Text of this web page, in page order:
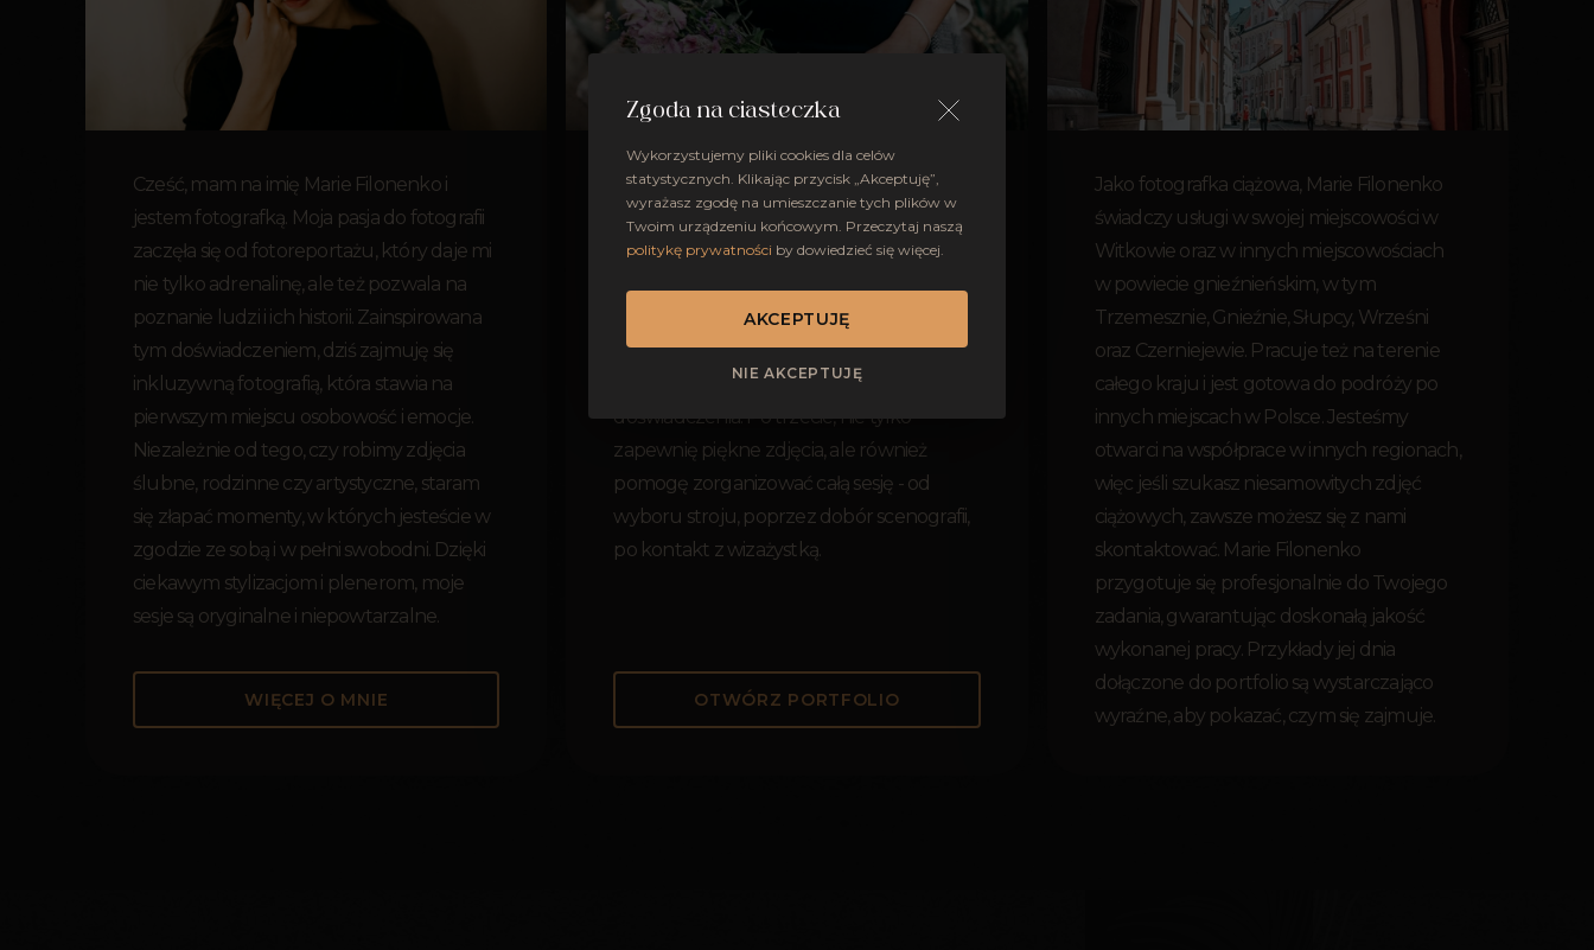
Cześć, mam na imię Marie Filonenko i
jestem fotografką. Moja pasja do fotografii
zaczęła się od fotoreportażu, który daje mi
nie tylko adrenalinę, ale też pozwala na
poznanie ludzi i ich historii. Zainspirowana
tym doświadczeniem, dziś zajmuję się
inkluzywną fotografią, która stawia na
pierwszym miejscu osobowość i emocje.
Niezależnie od tego, czy robimy zdjęcia
ślubne, rodzinne czy artystyczne, staram
się złapać momenty, w których jesteście w
zgodzie ze sobą i w pełni swobodni. Dzięki
ciekawym stylizacjom i plenerom, moje
sesje są oryginalne i niepowtarzalne.
WIĘCEJ O MNIE
Po pierwsze, moje podejście do fotografii
skupia się na podkreśleniu piękna i
indywidualności każdej kobiety, co jest
Po drugie, jako matka dwójki dzieci, wiem
jak ważne jest, aby czuć się komfortowo i
swobodnie podczas takiego zdjęciowego
doświadczenia. Po trzecie, nie tylko
zapewnię piękne zdjęcia, ale również
pomogę zorganizować całą sesję - od
wyboru stroju, poprzez dobór scenografii,
po kontakt z wizażystką.
OTWÓRZ PORTFOLIO
Jako fotografka ciążowa, Marie Filonenko
świadczy usługi w swojej miejscowości w
Witkowie oraz w innych miejscowościach
w powiecie gnieźnieńskim, w tym
Trzemesznie, Gnieźnie, Słupcy, Wrześni
oraz Czerniejewie. Pracuje też na terenie
całego kraju i jest gotowa do podróży po
innych miejscach w Polsce. Jesteśmy
otwarci na współprace w innych regionach,
więc jeśli szukasz niesamowitych zdjęć
ciążowych, zawsze możesz się z nami
skontaktować. Marie Filonenko
przygotuje się profesjonalnie do Twojego
zadania, gwarantując doskonałą jakość
wykonanej pracy. Przykłady jej dnia
dołączone do portfolio są wystarczająco
wyraźne, aby pokazać, czym się zajmuje.
Zgoda na ciasteczka
Wykorzystujemy pliki cookies dla celów
statystycznych. Klikając przycisk „Akceptuję”,
wyrażasz zgodę na umieszczanie tych plików w
Twoim urządzeniu końcowym. Przeczytaj naszą
politykę prywatności by dowiedzieć się więcej.
AKCEPTUJĘ
NIE AKCEPTUJĘ